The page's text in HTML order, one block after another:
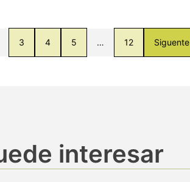
3 4 5 … 12 Siguente
interesar